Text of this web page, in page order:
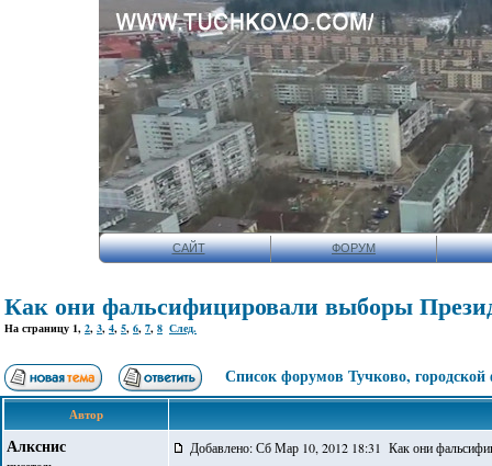
САЙТ ФОРУМ
Как они фальсифицировали выборы
На страницу 1, 2, 3, 4, 5, 6, 7, 8 След.
Список форумов Тучково,
Автор
Алкснис Добавлено: Сб Мар 10, 2012 18:31 Как они